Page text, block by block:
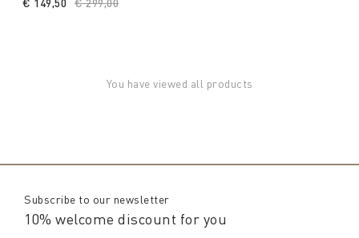
Price reduced from
€ 299,00
€ 149,50
You have viewed all products
Subscribe to our newsletter
10% welcome discount for you